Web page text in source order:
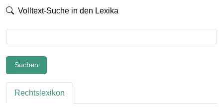
Volltext-Suche in den Lexika
Suchen
Rechtslexikon